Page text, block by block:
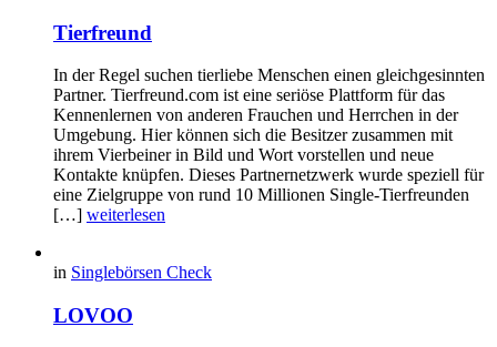
Tierfreund
In der Regel suchen tierliebe Menschen einen gleichgesinnten
Partner. Tierfreund.com ist eine seriöse Plattform für das
Kennenlernen von anderen Frauchen und Herrchen in der
Umgebung. Hier können sich die Besitzer zusammen mit
ihrem Vierbeiner in Bild und Wort vorstellen und neue
Kontakte knüpfen. Dieses Partnernetzwerk wurde speziell für
eine Zielgruppe von rund 10 Millionen Single-Tierfreunden
[…] weiterlesen
in Singlebörsen Check
LOVOO